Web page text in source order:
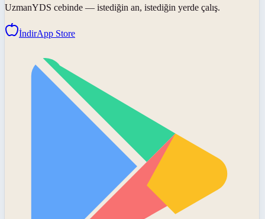
UzmanYDS cebinde — istediğin an, istediğin yerde çalış.
İndirApp Store